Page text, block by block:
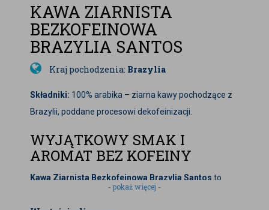
KAWA ZIARNISTA
BEZKOFEINOWA
BRAZYLIA SANTOS
Kraj pochodzenia: Brazylia
Składniki: 100% arabika – ziarna kawy pochodzące z
Brazylii, poddane procesowi dekofeinizacji.
WYJĄTKOWY SMAK I
AROMAT BEZ KOFEINY
Kawa Ziarnista Bezkofeinowa Brazylia Santos to
propozycja dla miłośników kawy, którzy chcą cieszyć
- pokaż więcej -